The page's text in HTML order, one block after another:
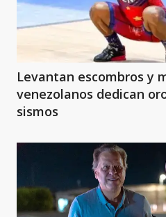
Levantan escombros y
venezolanos dedican
sismos